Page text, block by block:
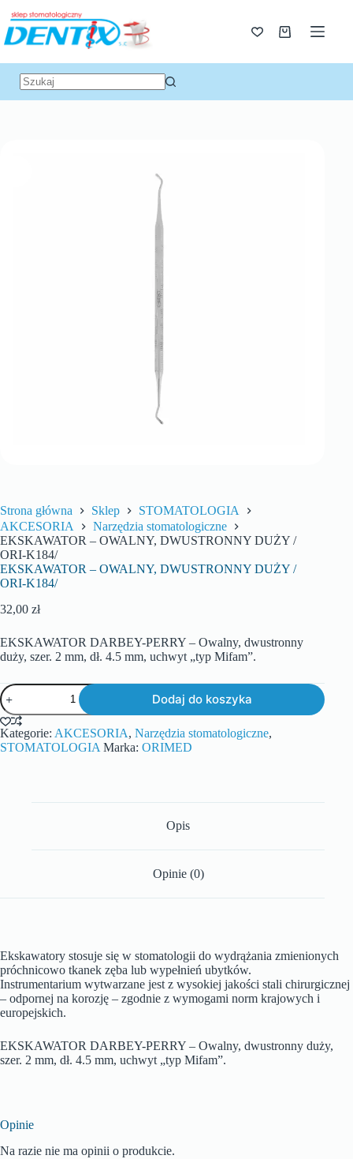
Strona główna Sklep
STOMATOLOGIA
AKCESORIA
Narzędzia stomatologiczne
EKSKAWATOR – OWALNY, DWUSTRONNY DUŻY /
ORI-K184/
EKSKAWATOR – OWALNY, DWUSTRONNY DUŻY /
ORI-K184/
32,00 zł
EKSKAWATOR DARBEY-PERRY – Owalny, dwustronny
duży, szer. 2 mm, dł. 4.5 mm, uchwyt „typ Mifam”.
Dodaj do koszyka
Kategorie: AKCESORIA, Narzędzia stomatologiczne,
STOMATOLOGIA Marka: ORIMED
Opis
Opinie (0)
Ekskawatory stosuje się w stomatologii do wydrążania zmienionych
próchnicowo tkanek zęba lub wypełnień ubytków.
Instrumentarium wytwarzane jest z wysokiej jakości stali chirurgicznej
– odpornej na korozję – zgodnie z wymogami norm krajowych i
europejskich.
EKSKAWATOR DARBEY-PERRY – Owalny, dwustronny duży,
szer. 2 mm, dł. 4.5 mm, uchwyt „typ Mifam”.
Opinie
Na razie nie ma opinii o produkcie.